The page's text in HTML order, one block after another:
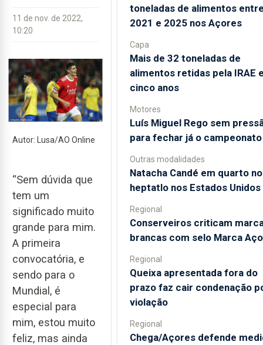
11 de nov. de 2022,
10:20
Autor: Lusa/AO Online
“Sem dúvida que
tem um
significado muito
grande para mim.
A primeira
convocatória, e
sendo para o
Mundial, é
especial para
mim, estou muito
feliz, mas ainda
toneladas de alimentos
2021 e 2025 nos Açores
Capa
Mais de 32 toneladas de
alimentos retidas pela IRAE
cinco anos
Motores
Luís Miguel Rego sem
para fechar já o campeonato
Outras modalidades
Natacha Candé em quarto no
heptatlo nos Estados Unidos
Regional
Conserveiros criticam
brancas com selo Marca
Regional
Queixa apresentada fora do
prazo faz cair condenação
violação
Regional
Chega/Açores defende